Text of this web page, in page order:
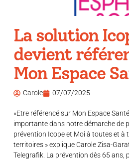
La solution
devient
Mon Espace
Carole 07/07/2025
«Etre référencé sur Mon Espace
importante dans notre démarche de
prévention Icope et Moi à toutes et à
territoires » explique Carole Zisa-
Telegrafik. La prévention dès 65 ans,